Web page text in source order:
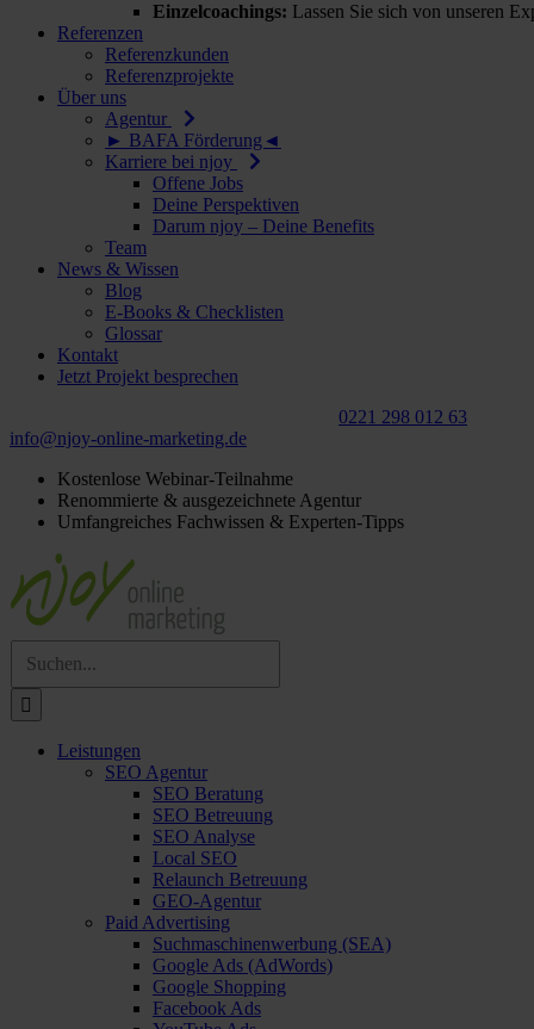
Einzelcoachings: Lassen Sie sich von unseren
Referenzen
Referenzkunden
Referenzprojekte
Über uns
Agentur
► BAFA Förderung◄
Karriere bei njoy
Offene Jobs
Deine Perspektiven
Darum njoy – Deine Benefits
Team
News & Wissen
Blog
E-Books & Checklisten
Glossar
Kontakt
Jetzt Projekt besprechen
0221 298 012 63
info@njoy‑online‑marketing.de
Kostenlose Webinar-Teilnahme
Renommierte & ausgezeichnete Agentur
Umfangreiches Fachwissen & Experten-Tipps
nach:
Leistungen
SEO Agentur
SEO Beratung
SEO Betreuung
SEO Analyse
Local SEO
Relaunch Betreuung
GEO-Agentur
Paid Advertising
Suchmaschinenwerbung (SEA)
Google Ads (AdWords)
Google Shopping
Facebook Ads